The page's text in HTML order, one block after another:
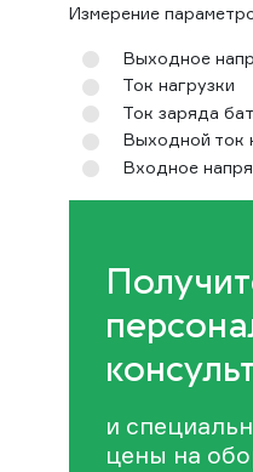
Измерение
Выходное
Ток нагрузки
Ток заряда
Выходной ток
Входное
и
цены на